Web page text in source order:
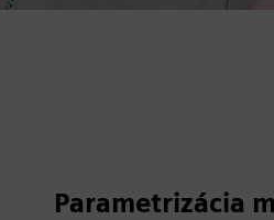
Parametrizácia